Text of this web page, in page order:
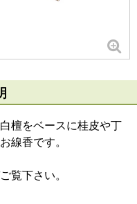
檀をベースに桂皮や丁
線香です。
覧下さい。